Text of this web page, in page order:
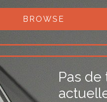
BROWSE
Pas de